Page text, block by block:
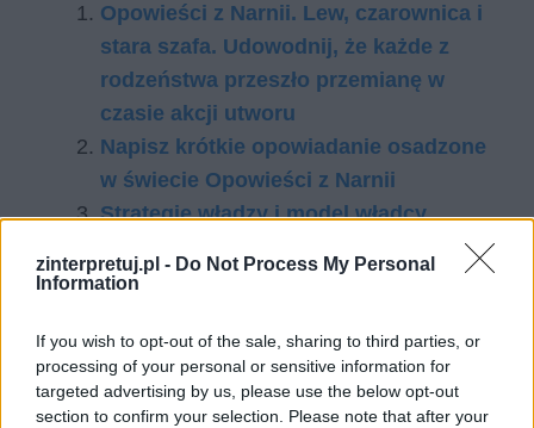
zinterpretuj.pl - Do Not Process My Personal
Information
If you wish to opt-out of the sale, sharing to third parties, or
processing of your personal or sensitive information for
targeted advertising by us, please use the below opt-out
section to confirm your selection. Please note that after your
Opowieści z Narnii. Lew, czarownica i
stara szafa. Udowodnij, że każde z
rodzeństwa przeszło przemianę w
czasie akcji utworu
Napisz krótkie opowiadanie osadzone
w świecie Opowieści z Narnii
Strategie władzy i model władcy.
utworu Z legend dawnego Egiptu
uwzględnij również wybrany kontekst
Mi­łość jako siła mo­ty­wu­ją­ca do dzia­ła­
nia. Omów za­gad­nie­nie na pod­sta­wie